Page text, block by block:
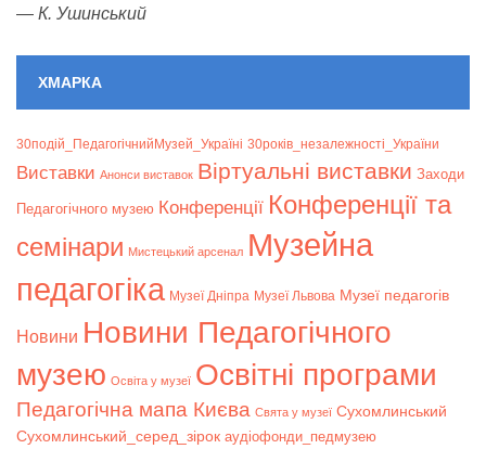
— К. Ушинський
ХМАРКА
30подій_ПедагогічнийМузей_Україні 30років_незалежності_України
Bиставки Анонси виставок Віртуальні виставки Заходи
Педагогічного музею Конференції Конференції та
семінари Мистецький арсенал Музейна
педагогіка Музеї Дніпра Музеї Львова Музеї педагогів
Новини Новини Педагогічного
музею Освіта у музеї Освітні програми
Педагогічна мапа Києва Свята у музеї Сухомлинський
Сухомлинський_серед_зірок аудіофонди_педмузею